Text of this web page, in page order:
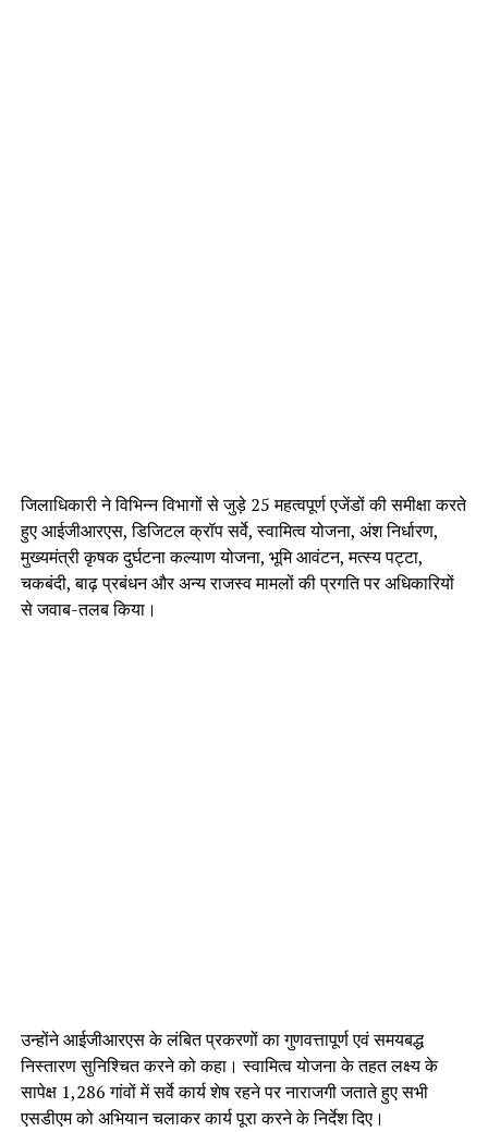
जिलाधिकारी ने विभिन्न विभागों से जुड़े 25 महत्वपूर्ण एजेंडों की समीक्षा करते
हुए आईजीआरएस, डिजिटल क्रॉप सर्वे, स्वामित्व योजना, अंश निर्धारण,
मुख्यमंत्री कृषक दुर्घटना कल्याण योजना, भूमि आवंटन, मत्स्य पट्टा,
चकबंदी, बाढ़ प्रबंधन और अन्य राजस्व मामलों की प्रगति पर अधिकारियों
से जवाब-तलब किया।
उन्होंने आईजीआरएस के लंबित प्रकरणों का गुणवत्तापूर्ण एवं समयबद्ध
निस्तारण सुनिश्चित करने को कहा। स्वामित्व योजना के तहत लक्ष्य के
सापेक्ष 1,286 गांवों में सर्वे कार्य शेष रहने पर नाराजगी जताते हुए सभी
एसडीएम को अभियान चलाकर कार्य पूरा करने के निर्देश दिए।